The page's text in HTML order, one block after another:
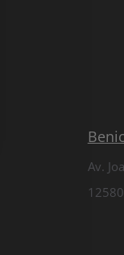
Av.